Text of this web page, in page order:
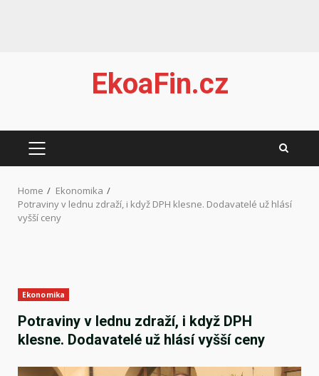
EkoaFin.cz
PRIMARY
Home
Ekonomika
Potraviny v lednu zdraží, i když DPH klesne. Dodavatelé už hlásí
vyšší ceny
Ekonomika
Potraviny v lednu zdraží, i když DPH
klesne. Dodavatelé už hlásí vyšší ceny